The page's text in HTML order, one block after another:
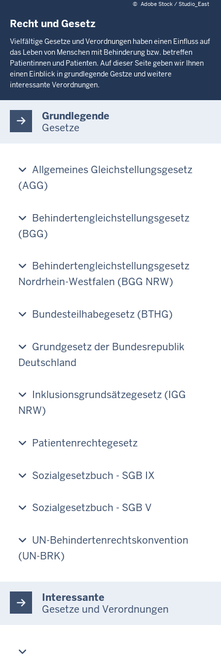
© Adobe Stock / Studio_East
Recht und Gesetz
Vielfältige Gesetze und Verordnungen haben einen Einfluss auf
das Leben von Menschen mit Behinderung bzw. betreffen
Patientinnen und Patienten. Auf dieser Seite geben wir Ihnen
einen Einblick in grundlegende Gestze und weitere
interessante Verordnungen.
Grundlegende
Gesetze
Allgemeines Gleichstellungsgesetz
(AGG)
Behindertengleichstellungsgesetz
(BGG)
Behindertengleichstellungsgesetz
Nordrhein-Westfalen (BGG NRW)
Bundesteilhabegesetz (BTHG)
Grundgesetz der Bundesrepublik
Deutschland
Inklusionsgrundsätzegesetz (IGG
NRW)
Patientenrechtegesetz
Sozialgesetzbuch - SGB IX
Sozialgesetzbuch - SGB V
UN-Behindertenrechtskonvention
(UN-BRK)
Interessante
Gesetze und Verordnungen